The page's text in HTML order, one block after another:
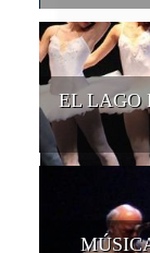
EL LAGO